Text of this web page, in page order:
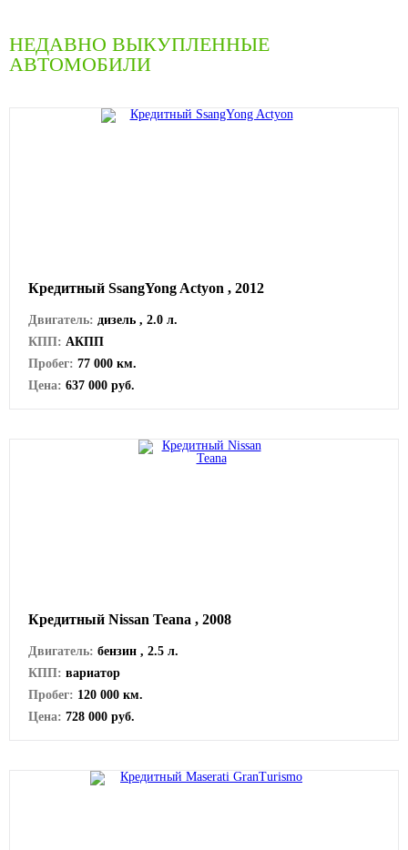
НЕДАВНО ВЫКУПЛЕННЫЕ
АВТОМОБИЛИ
Кредитный SsangYong Actyon , 2012
Двигатель: дизель , 2.0 л.
КПП: АКПП
Пробег: 77 000 км.
Цена: 637 000 руб.
Кредитный Nissan Teana , 2008
Двигатель: бензин , 2.5 л.
КПП: вариатор
Пробег: 120 000 км.
Цена: 728 000 руб.